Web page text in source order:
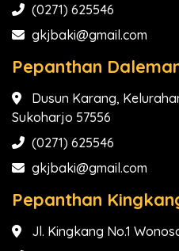
(0271) 625546
gkjbaki@gmail.com
Pepanthan
Dusun Karang,
Sukoharjo 57556
(0271) 625546
gkjbaki@gmail.com
Pepanthan
Jl. Kingkang No.1